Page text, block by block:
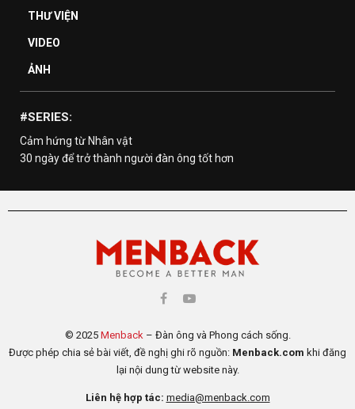
THƯ VIỆN
VIDEO
ẢNH
#SERIES:
Cảm hứng từ Nhân vật
30 ngày để trở thành người đàn ông tốt hơn
© 2025 Menback – Đàn ông và Phong cách sống.
Được phép chia sẻ bài viết, đề nghị ghi rõ nguồn: Menback.com khi đăng
lại nội dung từ website này.
Liên hệ hợp tác: media@menback.com